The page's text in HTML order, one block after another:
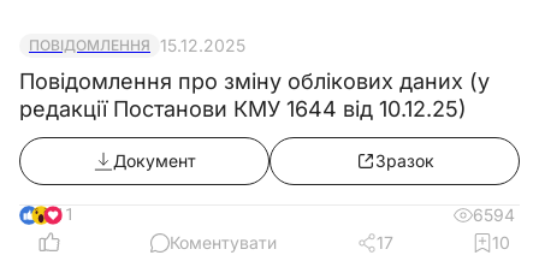
реквізити повідомлення "від якого числа і
заповнюю?…Читати відповідь
ПОВІДОМЛЕННЯ 15.12.2025
Повідомлення про зміну облікових даних (у
редакції Постанови КМУ 1644 від 10.12.25)
Документ Зразок
11
6594
Коментувати
17 10